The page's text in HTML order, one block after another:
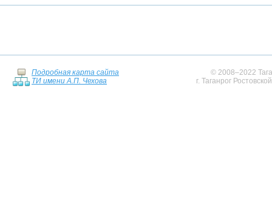
Подробная карта сайта
ТИ имени А.П. Чехова
© 2008–2022
г. Таганрог